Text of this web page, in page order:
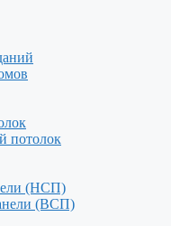
потолок
(НСП)
(ВСП)